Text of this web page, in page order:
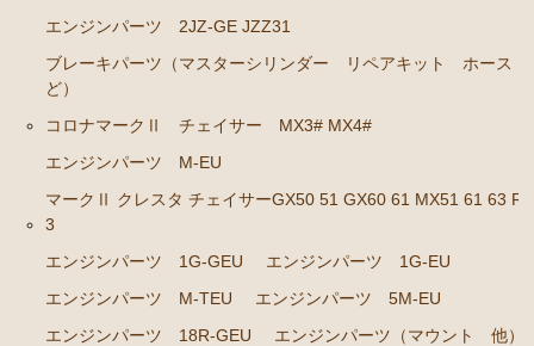
エンジンパーツ（ガスケット類）
エンジンパーツ（マウント 他）
冷却パーツ（ポンプ サーモスタット ファン ファ
ンカップリング ホース類 など）
ブレーキパーツ（マスターシリンダー リペアキッ
ト ホース など）
ーズシリンダー オーバーホールキット など）
ステアリングパーツ（各種リペアキット ラックブー
ツ ラックエンド タイロッドエンド など）
エンジンパーツ 2JZ-GE JZZ31
ブレーキパーツ（マスターシリンダー リペアキット ホース
ど）
コロナマークⅡ チェイサー MX3# MX4#
エンジンパーツ M-EU
マークⅡ クレスタ チェイサーGX50 51 GX60 61 MX51 61 63
3
エンジンパーツ 1G-GEU
エンジンパーツ 1G-EU
エンジンパーツ M-TEU
エンジンパーツ 5M-EU
エンジンパーツ 18R-GEU
エンジンパーツ（マウント 他）